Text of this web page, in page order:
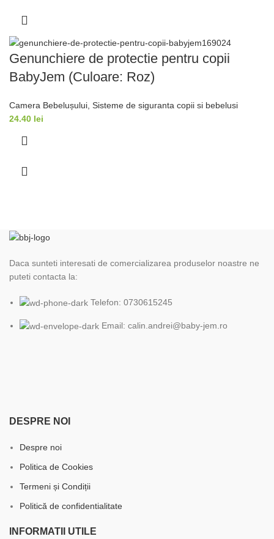
Genunchiere de protectie pentru copii
BabyJem (Culoare: Roz)
Camera Bebelușului, Sisteme de siguranta copii si bebelusi
24.40 lei
Daca sunteti interesati de comercializarea produselor noastre ne
puteti contacta la:
Telefon: 0730615245
Email: calin.andrei@baby-jem.ro
DESPRE NOI
Despre noi
Politica de Cookies
Termeni și Condiții
Politică de confidentialitate
INFORMATII UTILE